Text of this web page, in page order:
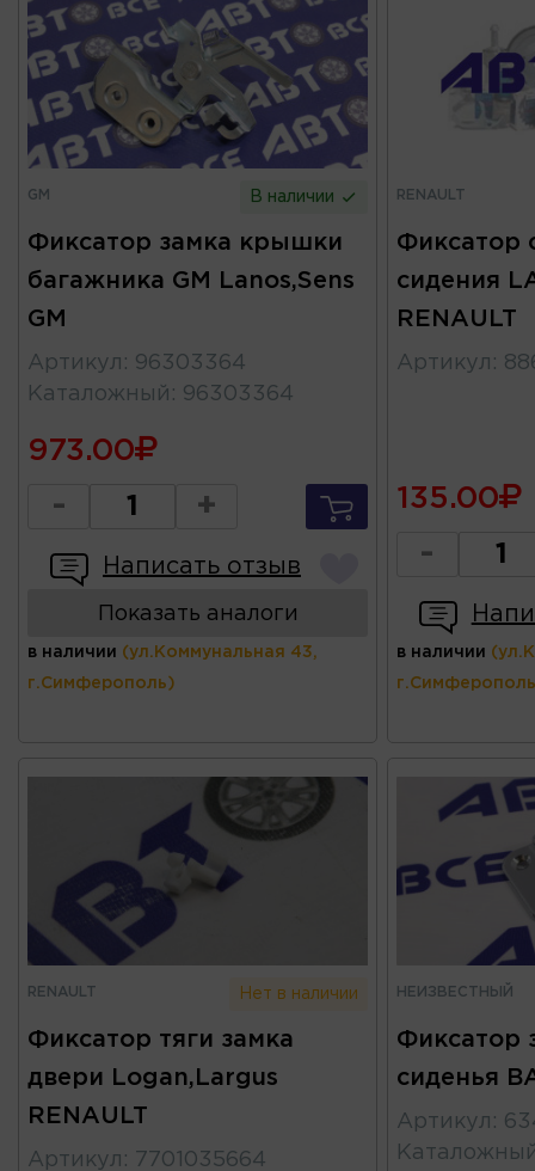
GM В наличии
Фиксатор замка крышки
багажника GM Lanos,Sens
GM
Артикул : 96303364
Каталожный : 96303364
973.00
- +
Написать отзыв
Показать аналоги
в наличии (ул.Коммунальная 43,
г.Симферополь)
RENAULT
Фиксатор
сидения
RENAULT
Артикул :
135.00
-
в наличии
RENAULT Нет в наличии
Фиксатор тяги замка
двери Logan,Largus
RENAULT
Артикул :
7701035664
НЕИЗВЕСТНЫЙ
Фиксатор
сиденья
Артикул :